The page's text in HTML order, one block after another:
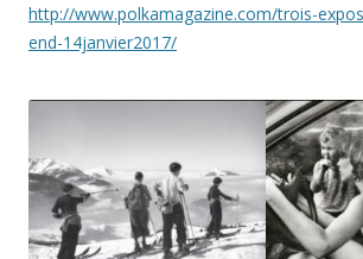
http://www.polkamagazine.com/trois-
end-14janvier2017/